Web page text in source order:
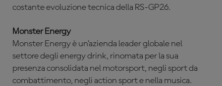
costante evoluzione tecnica della RS-GP26.
Monster Energy
Monster Energy è un’azienda leader globale nel
settore degli energy drink, rinomata per la sua
presenza consolidata nel motorsport, negli sport da
combattimento, negli action sport e nella musica.